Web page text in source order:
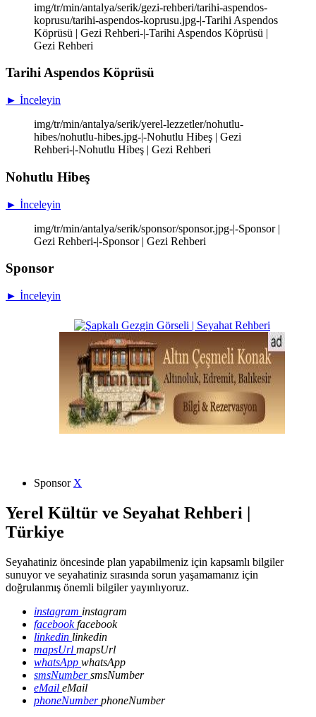
img/tr/min/antalya/serik/gezi-rehberi/tarihi-aspendos-
koprusu/tarihi-aspendos-koprusu.jpg-|-Tarihi Aspendos
Köprüsü | Gezi Rehberi-|-Tarihi Aspendos Köprüsü |
Gezi Rehberi
Tarihi Aspendos Köprüsü
► İnceleyin
img/tr/min/antalya/serik/yerel-lezzetler/nohutlu-
hibes/nohutlu-hibes.jpg-|-Nohutlu Hibeş | Gezi
Rehberi-|-Nohutlu Hibeş | Gezi Rehberi
Nohutlu Hibeş
► İnceleyin
img/tr/min/antalya/serik/sponsor/sponsor.jpg-|-Sponsor |
Gezi Rehberi-|-Sponsor | Gezi Rehberi
Sponsor
► İnceleyin
Sponsor X
Yerel Kültür ve Seyahat Rehberi |
Türkiye
Seyahatiniz öncesinde plan yapabilmeniz için kapsamlı bilgiler
sunuyor ve seyahatiniz sırasında sorun yaşamamanız için
doğrulanmış önemli bilgiler yayınlıyoruz.
instagram instagram
facebookfacebook
linkedin linkedin
mapsUrl mapsUrl
whatsApp whatsApp
smsNumbersmsNumber
eMail eMail
phoneNumberphoneNumber